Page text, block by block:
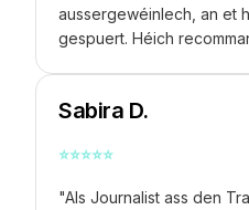
aussergewéinlech, an et
gespuert. Héich
Sabira D.
⭐⭐⭐⭐⭐
"Als Journalist ass den